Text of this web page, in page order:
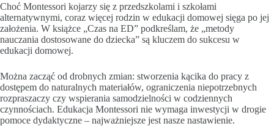
Choć Montessori kojarzy się z przedszkolami i szkołami
alternatywnymi, coraz więcej rodzin w edukacji domowej sięga po jej
założenia. W książce „Czas na ED” podkreślam, że „metody
nauczania dostosowane do dziecka” są kluczem do sukcesu w
edukacji domowej.
Można zacząć od drobnych zmian: stworzenia kącika do pracy z
dostępem do naturalnych materiałów, ograniczenia niepotrzebnych
rozpraszaczy czy wspierania samodzielności w codziennych
czynnościach. Edukacja Montessori nie wymaga inwestycji w drogie
pomoce dydaktyczne – najważniejsze jest nasze nastawienie.